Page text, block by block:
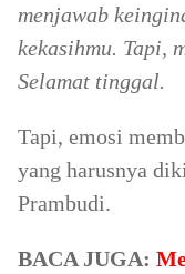
menjawab
kekasihmu. Tapi,
Selamat tinggal.
Tapi, emosi
yang harusnya
Prambudi.
BACA JUGA: